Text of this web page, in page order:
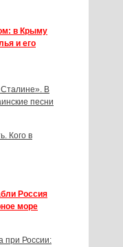
в Крыму
и его
В
песни
Кого в
Россия
море
при России: